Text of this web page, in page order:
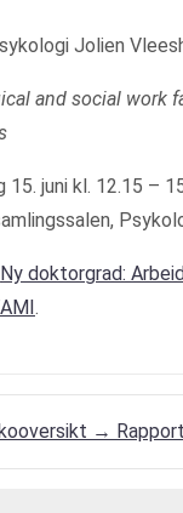
Jolien
and social work
15. juni kl. 12.15 –
Ny doktorgrad:
.
→